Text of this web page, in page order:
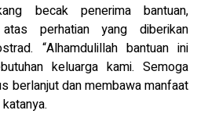
becak penerima bantuan,
perhatian yang diberikan
“Alhamdulillah bantuan ini
keluarga kami. Semoga
berlanjut dan membawa manfaat